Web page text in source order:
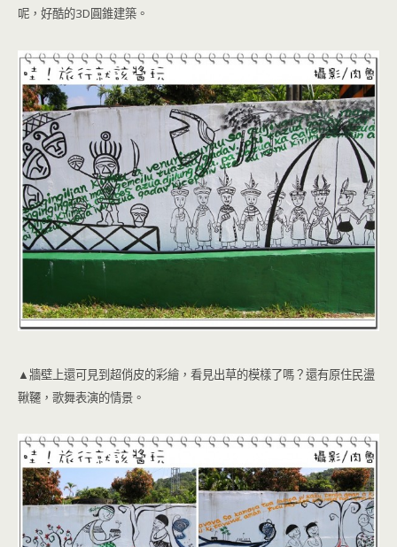
呢，好酷的3D圓錐建築。
▲牆壁上還可見到超俏皮的彩繪，看見出草的模樣了嗎？還有原住民盪
鞦韆，歌舞表演的情景。